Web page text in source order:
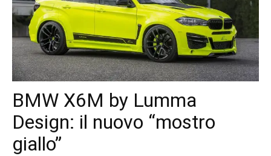
BMW X6M by Lumma
Design: il nuovo “mostro
giallo”